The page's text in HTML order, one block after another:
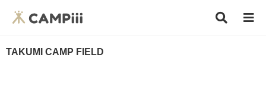
TAKUMI CAMP FIELD